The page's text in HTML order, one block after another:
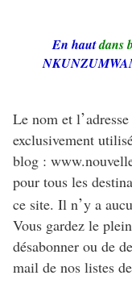
En hautdans
Le nom et l’
exclusivement
blog :
pour tous les
ce site. Il n’y a
Vous gardez le
désabonner ou de
mail de nos listes